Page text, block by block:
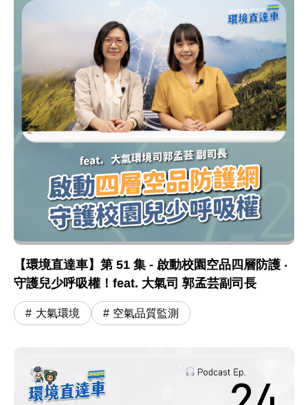
【環境直達車】第 51 集 - 啟動校園空品四層防護 ‧
守護兒少呼吸權！feat. 大氣司 郭孟芸副司長
大氣環境 空氣品質監測